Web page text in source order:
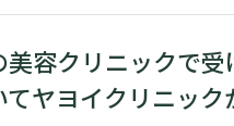
美容クリニックで受
てヤヨイクリニック